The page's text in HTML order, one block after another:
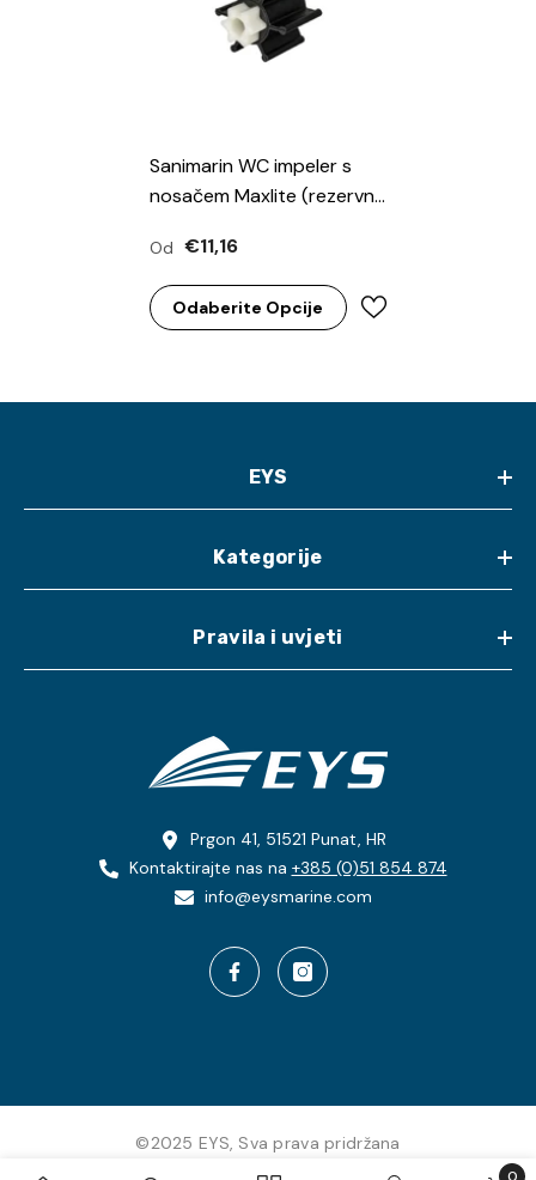
Sanimarin WC impeler s
nosačem Maxlite (rezervni
Od €11,16
Odaberite Opcije
EYS
Kategorije
Pravila i uvjeti
Prgon 41, 51521 Punat, HR
Kontaktirajte nas na +385 (0)51 854 874
info@eysmarine.com
©2025 EYS, Sva prava pridržana